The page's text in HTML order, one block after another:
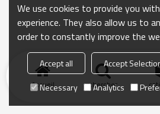
Accueil chercher
We use cookies to provide you
experience. They also allow us to
order to constantly improve the
Accept all Accept
Necessary
Analytics